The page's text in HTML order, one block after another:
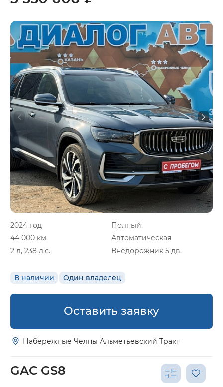
2024 год
Полный
44 000 км.
Автоматическая
2 л, 238 л.с.
Внедорожник 5 дв.
В наличии Один владелец
Оставить заявку
Набережные Челны Альметьевский Тракт
GAC GS8